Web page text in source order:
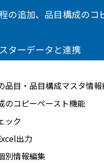
の追加、品目構成のコ
ターデータと連携
品目・品目構成マスタ情報
のコピーペースト機能
ック
出力
別情報編集